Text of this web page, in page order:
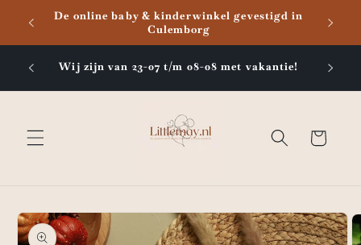
naar deDe online baby & kinderwinkel gevestigd in
Culemborg
Wij zijn van 23-07 t/m 08-08 met vakantie!
Winkelwagen
direct naar